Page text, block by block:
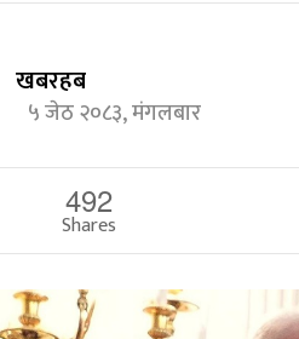
खबरहब
५ जेठ २०८३, मंगलबार
492
Shares